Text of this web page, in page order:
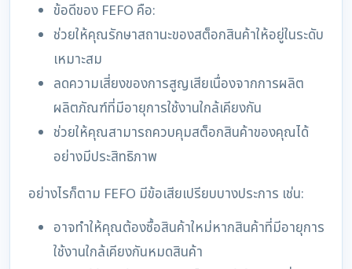
ข้อดีของ FEFO คือ:
ช่วยให้คุณรักษาสถานะของสต็อกสินค้าให้อยู่ในระดับ
เหมาะสม
ลดความเสี่ยงของการสูญเสียเนื่องจากการผลิต
ผลิตภัณฑ์ที่มีอายุการใช้งานใกล้เคียงกัน
ช่วยให้คุณสามารถควบคุมสต็อกสินค้าของคุณได้
อย่างมีประสิทธิภาพ
อย่างไรก็ตาม FEFO มีข้อเสียเปรียบบางประการ เช่น:
อาจทำให้คุณต้องซื้อสินค้าใหม่หากสินค้าที่มีอายุการ
ใช้งานใกล้เคียงกันหมดสินค้า